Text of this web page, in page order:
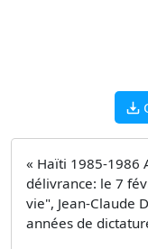
« Haïti 1985-1986
délivrance: le 7
vie", Jean-Claude
années de